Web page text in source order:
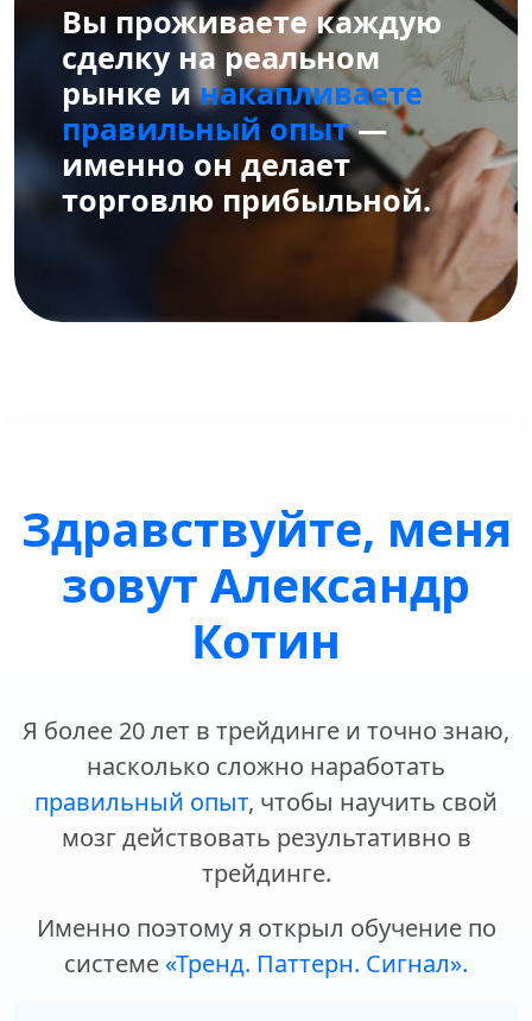
Вы проживаете каждую
сделку на реальном
рынке инакапливаете
правильный опыт—
именно он делает
торговлю прибыльной.
Здравствуйте, меня
зовут Александр
Котин
Я более 20 лет в трейдинге и точно знаю,
насколько сложно наработать
правильный опыт, чтобы научить свой
мозг действовать результативно в
трейдинге.
Именно поэтому я открыл обучение по
системе«Тренд. Паттерн. Сигнал».